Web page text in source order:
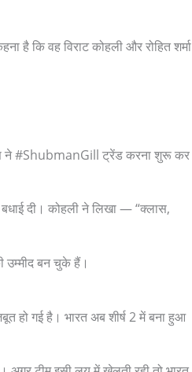
कि वह विराट कोहली और रोहित शर्मा
ने #ShubmanGill ट्रेंड करना शुरू कर
दी। कोहली ने लिखा — “क्लास,
उम्मीद बन चुके हैं।
हो गई है। भारत अब शीर्ष 2 में बना हुआ